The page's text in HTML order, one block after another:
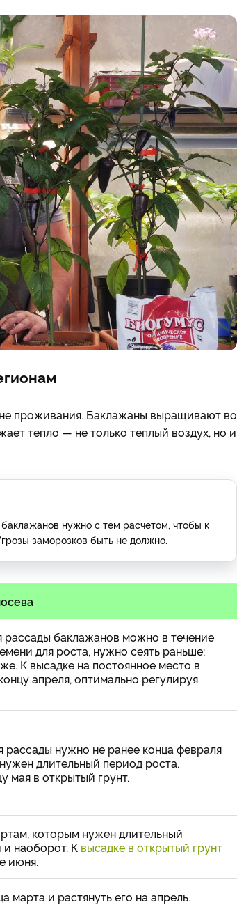
проживания. Баклажаны выращивают во
тепло — не только теплый воздух, но и
нужно с тем расчетом, чтобы к
заморозков быть не должно.
рассады баклажанов можно в течение
для роста, нужно сеять раньше;
К высадке на постоянное место в
апреля, оптимально регулируя
нужно не ранее конца февраля
длительный период роста.
мая в открытый грунт.
которым нужен длительный
и наоборот. К высадке в открытый грунт
июня.
марта и растянуть его на апрель.